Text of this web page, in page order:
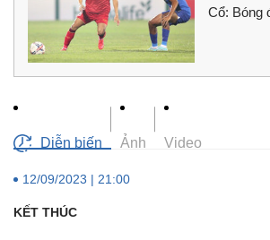
Cổ: Bóng
Diễn biến Ảnh Video
12/09/2023 | 21:00
KẾT THÚC